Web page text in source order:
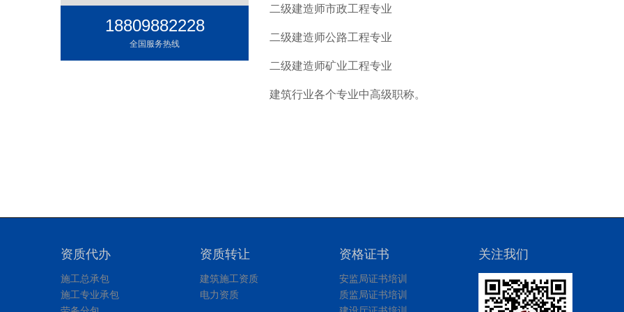
18809882228
全国服务热线
二级建造师市政工程专业
二级建造师公路工程专业
二级建造师矿业工程专业
建筑行业各个专业中高级职称。
资质代办
施工总承包
施工专业承包
资质转让
建筑施工资质
电力资质
资格证书
安监局证书培训
质监局证书培训
关注我们